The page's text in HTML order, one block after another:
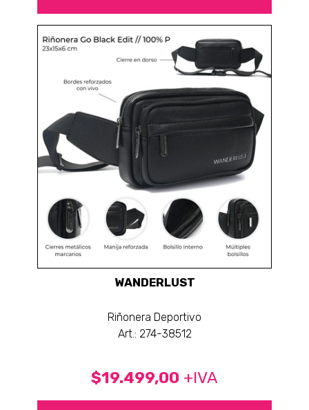
WANDERLUST
Riñonera Deportivo
Art.: 274-38512
$19.499,00 +IVA